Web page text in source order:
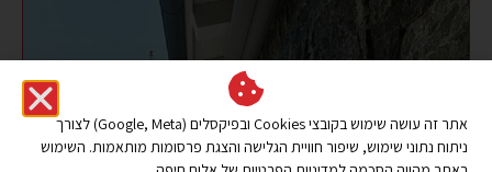
אתר זה עושה שימוש בקובצי Cookies ובפיקסלים (Google, Meta) לצורך
ניתוח נתוני שימוש, שיפור חוויית הגלישה והצגת פרסומות מותאמות. השימוש